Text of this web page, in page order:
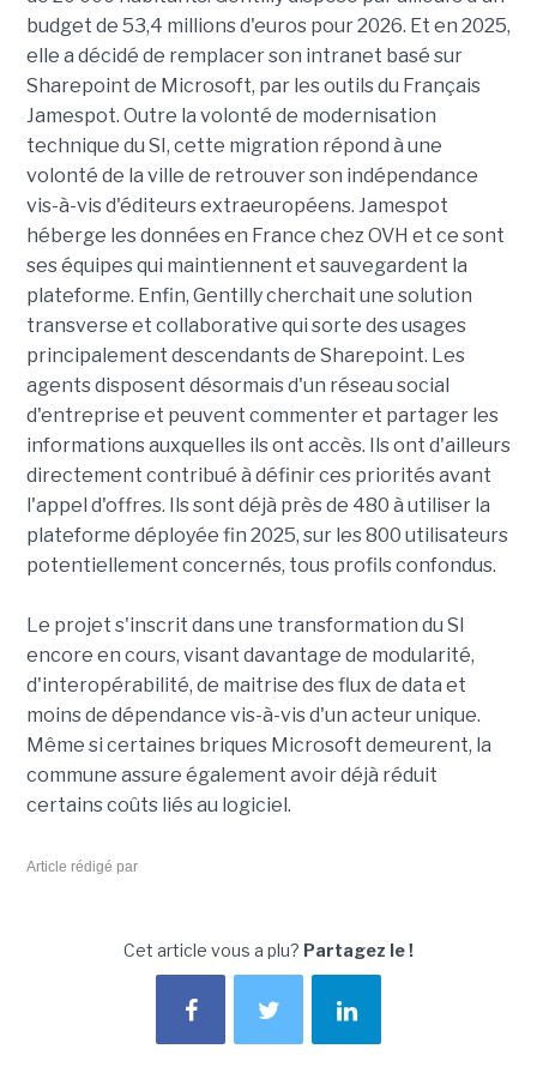
budget de 53,4 millions d'euros pour 2026. Et en 2025,
elle a décidé de remplacer son intranet basé sur
Sharepoint de Microsoft, par les outils du Français
Jamespot. Outre la volonté de modernisation
technique du SI, cette migration répond à une
volonté de la ville de retrouver son indépendance
vis-à-vis d'éditeurs extraeuropéens. Jamespot
héberge les données en France chez OVH et ce sont
ses équipes qui maintiennent et sauvegardent la
plateforme. Enfin, Gentilly cherchait une solution
transverse et collaborative qui sorte des usages
principalement descendants de Sharepoint. Les
agents disposent désormais d'un réseau social
d'entreprise et peuvent commenter et partager les
informations auxquelles ils ont accès. Ils ont d'ailleurs
directement contribué à définir ces priorités avant
l'appel d'offres. Ils sont déjà près de 480 à utiliser la
plateforme déployée fin 2025, sur les 800 utilisateurs
potentiellement concernés, tous profils confondus.
Le projet s'inscrit dans une transformation du SI
encore en cours, visant davantage de modularité,
d'interopérabilité, de maitrise des flux de data et
moins de dépendance vis-à-vis d'un acteur unique.
Même si certaines briques Microsoft demeurent, la
commune assure également avoir déjà réduit
certains coûts liés au logiciel.
Article rédigé par
Cet article vous a plu? Partagez le !